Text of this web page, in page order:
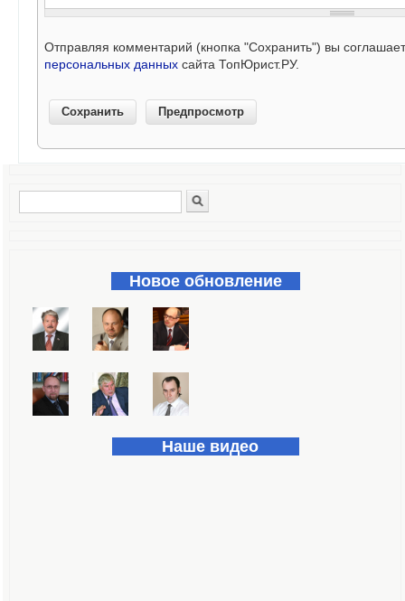
Отправляя комментарий (кнопка "Сохранить") вы
персональных данных сайта ТопЮрист.РУ.
Форма поиска
Новое обновление
Наше видео